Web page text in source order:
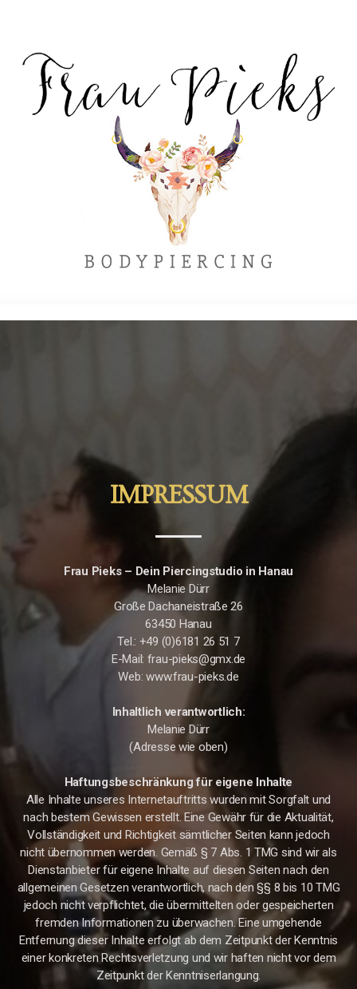
IMPRESSUM
Frau Pieks – Dein Piercingstudio in Hanau
Melanie Dürr
Große Dachaneistraße 26
63450 Hanau
Tel.: +49 (0)6181 26 51 7
E-Mail: frau-pieks@gmx.de
Web: www.frau-pieks.de
Inhaltlich verantwortlich:
Melanie Dürr
(Adresse wie oben)
Haftungsbeschränkung für eigene Inhalte
Alle Inhalte unseres Internetauftritts wurden mit Sorgfalt und
nach bestem Gewissen erstellt. Eine Gewähr für die Aktualität,
Vollständigkeit und Richtigkeit sämtlicher Seiten kann jedoch
nicht übernommen werden. Gemäß § 7 Abs. 1 TMG sind wir als
Dienstanbieter für eigene Inhalte auf diesen Seiten nach den
allgemeinen Gesetzen verantwortlich, nach den §§ 8 bis 10 TMG
jedoch nicht verpflichtet, die übermittelten oder gespeicherten
fremden Informationen zu überwachen. Eine umgehende
Entfernung dieser Inhalte erfolgt ab dem Zeitpunkt der Kenntnis
einer konkreten Rechtsverletzung und wir haften nicht vor dem
Zeitpunkt der Kenntniserlangung.